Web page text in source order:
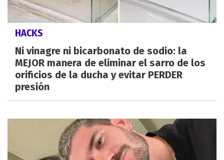
HACKS
Ni vinagre ni bicarbonato de sodio: la
MEJOR manera de eliminar el sarro de los
orificios de la ducha y evitar PERDER
presión